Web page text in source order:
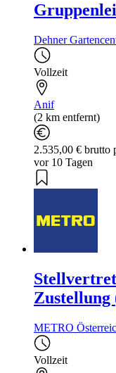
Dehner
Vollzeit
Anif
(2 km entfernt)
2.535,00 € brutto
vor 10 Tagen
Zustellung
METRO
Vollzeit